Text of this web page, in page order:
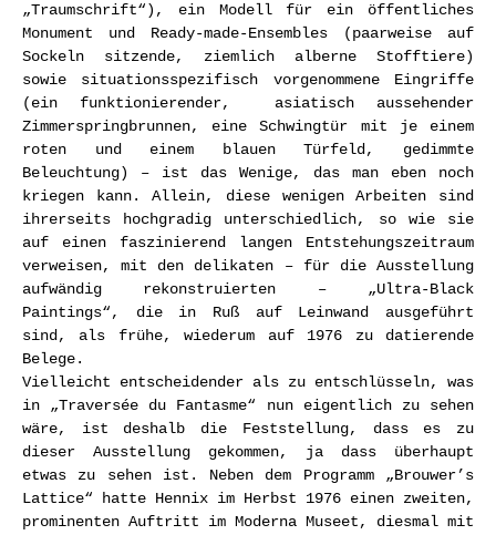
„Traumschrift“), ein Modell für ein öffentliches
Monument und Ready-made-Ensembles (paarweise auf
Sockeln sitzende, ziemlich alberne Stofftiere)
sowie situationsspezifisch vorgenommene Eingriffe
(ein funktionierender, asiatisch aussehender
Zimmerspringbrunnen, eine Schwingtür mit je einem
roten und einem blauen Türfeld, gedimmte
Beleuchtung) – ist das Wenige, das man eben noch
kriegen kann. Allein, diese wenigen Arbeiten sind
ihrerseits hochgradig unterschiedlich, so wie sie
auf einen faszinierend langen Entstehungszeitraum
verweisen, mit den delikaten – für die Ausstellung
aufwändig rekonstruierten – „Ultra-Black
Paintings“, die in Ruß auf Leinwand ausgeführt
sind, als frühe, wiederum auf 1976 zu datierende
Belege.
Vielleicht entscheidender als zu entschlüsseln, was
in „Traversée du Fantasme“ nun eigentlich zu sehen
wäre, ist deshalb die Feststellung, dass es zu
dieser Ausstellung gekommen, ja dass überhaupt
etwas zu sehen ist. Neben dem Programm „Brouwer’s
Lattice“ hatte Hennix im Herbst 1976 einen zweiten,
prominenten Auftritt im Moderna Museet, diesmal mit